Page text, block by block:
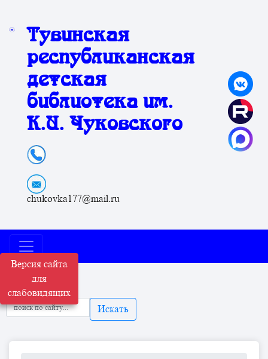
Версия сайта
для
слабовидящих
Тувинская
республиканская
детская
библиотека им.
К.И. Чуковского
chukovka177@mail.ru
Искать